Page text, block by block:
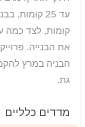
קומות, לצד כמה
את הבנייה.
הבניה במרץ
גת.
מדדים כלליים